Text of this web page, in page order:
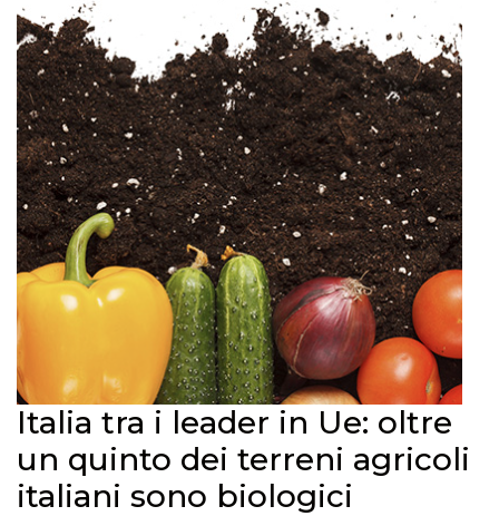
Italia tra i leader in Ue: oltre
un quinto dei terreni agricoli
italiani sono biologici